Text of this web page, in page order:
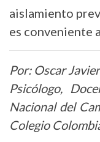
aislamiento
es conveniente
Por: Oscar
Psicólogo,
Nacional del
Colegio